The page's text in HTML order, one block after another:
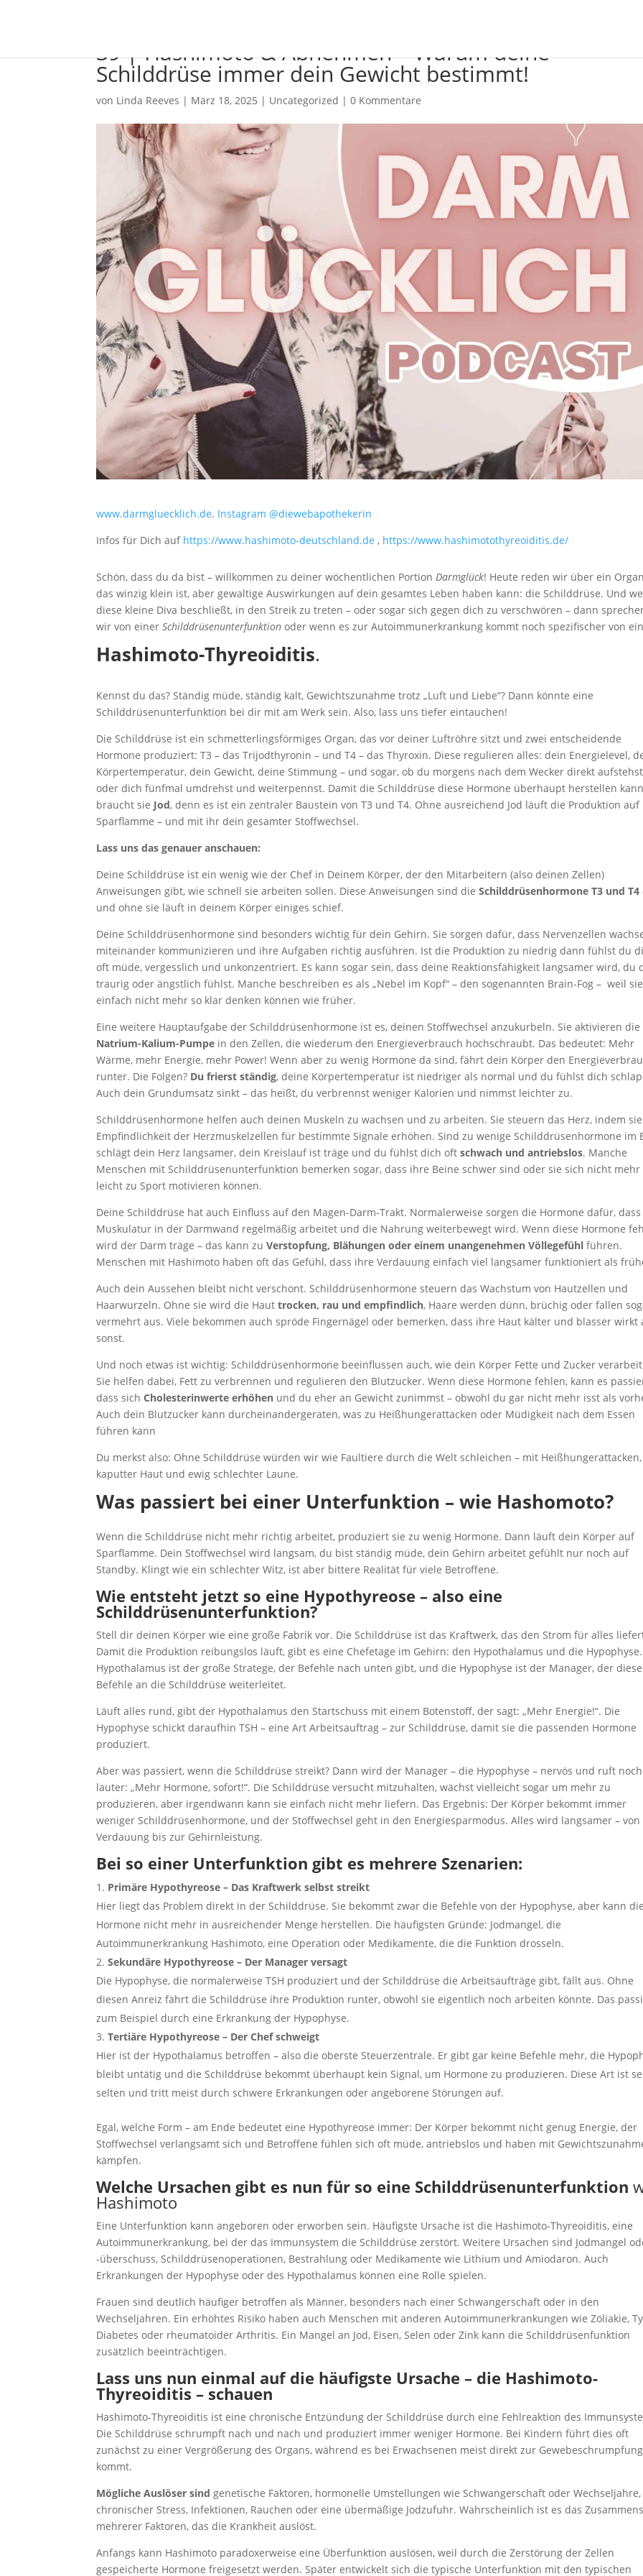
39 | Hashimoto & Abnehmen – Warum deine
Schilddrüse immer dein Gewicht bestimmt!
von Linda Reeves | März 18, 2025 | Uncategorized |0 Kommentare
www.darmgluecklich.de. Instagram @diewebapothekerin
Infos für Dich auf https://www.hashimoto-deutschland.de , https://www.hashimotothyreoiditis.de/
Schön, dass du da bist – willkommen zu deiner wöchentlichen Portion Darmglück! Heute reden wir über ein
das winzig klein ist, aber gewaltige Auswirkungen auf dein gesamtes Leben haben kann: die Schilddrüse. Und
diese kleine Diva beschließt, in den Streik zu treten – oder sogar sich gegen dich zu verschwören – dann
wir von einerSchilddrüsenunterfunktion oder wenn es zur Autoimmunerkrankung kommt noch spezifischer von
Hashimoto-Thyreoiditis.
Kennst du das? Ständig müde, ständig kalt, Gewichtszunahme trotz „Luft und Liebe“? Dann könnte eine
Schilddrüsenunterfunktion bei dir mit am Werk sein. Also, lass uns tiefer eintauchen!
Die Schilddrüse ist ein schmetterlingsförmiges Organ, das vor deiner Luftröhre sitzt und zwei entscheidende
Hormone produziert: T3 – das Trijodthyronin – und T4 – das Thyroxin. Diese regulieren alles: dein Energielevel,
Körpertemperatur, dein Gewicht, deine Stimmung – und sogar, ob du morgens nach dem Wecker direkt aufstehst
oder dich fünfmal umdrehst und weiterpennst. Damit die Schilddrüse diese Hormone überhaupt herstellen
braucht sie Jod, denn es ist ein zentraler Baustein von T3 und T4. Ohne ausreichend Jod läuft die Produktion auf
Sparflamme – und mit ihr dein gesamter Stoffwechsel.
Lass uns das genauer anschauen:
Deine Schilddrüse ist ein wenig wie der Chef in Deinem Körper, der den Mitarbeitern (also deinen Zellen)
Anweisungen gibt, wie schnell sie arbeiten sollen. Diese Anweisungen sind dieSchilddrüsenhormone T3 und T4
und ohne sie läuft in deinem Körper einiges schief.
Deine Schilddrüsenhormone sind besonders wichtig für dein Gehirn. Sie sorgen dafür, dass Nervenzellen
miteinander kommunizieren und ihre Aufgaben richtig ausführen. Ist die Produktion zu niedrig dann fühlst du
oft müde, vergesslich und unkonzentriert. Es kann sogar sein, dass deine Reaktionsfähigkeit langsamer wird, du
traurig oder ängstlich fühlst. Manche beschreiben es als „Nebel im Kopf“ – den sogenannten Brain-Fog – weil sie
einfach nicht mehr so klar denken können wie früher.
Eine weitere Hauptaufgabe der Schilddrüsenhormone ist es, deinen Stoffwechsel anzukurbeln. Sie aktivieren die
Natrium-Kalium-Pumpe in den Zellen, die wiederum den Energieverbrauch hochschraubt. Das bedeutet: Mehr
Wärme, mehr Energie, mehr Power! Wenn aber zu wenig Hormone da sind, fährt dein Körper den
runter. Die Folgen? Du frierst ständig, deine Körpertemperatur ist niedriger als normal und du fühlst dich
Auch dein Grundumsatz sinkt – das heißt, du verbrennst weniger Kalorien und nimmst leichter zu.
Schilddrüsenhormone helfen auch deinen Muskeln zu wachsen und zu arbeiten. Sie steuern das Herz, indem
Empfindlichkeit der Herzmuskelzellen für bestimmte Signale erhöhen. Sind zu wenige Schilddrüsenhormone im
schlägt dein Herz langsamer, dein Kreislauf ist träge und du fühlst dich oftschwach und antriebslos. Manche
Menschen mit Schilddrüsenunterfunktion bemerken sogar, dass ihre Beine schwer sind oder sie sich nicht mehr
leicht zu Sport motivieren können.
Deine Schilddrüse hat auch Einfluss auf den Magen-Darm-Trakt. Normalerweise sorgen die Hormone dafür,
Muskulatur in der Darmwand regelmäßig arbeitet und die Nahrung weiterbewegt wird. Wenn diese Hormone
wird der Darm träge – das kann zuVerstopfung, Blähungen oder einem unangenehmen Völlegefühl führen.
Menschen mit Hashimoto haben oft das Gefühl, dass ihre Verdauung einfach viel langsamer funktioniert als
Auch dein Aussehen bleibt nicht verschont. Schilddrüsenhormone steuern das Wachstum von Hautzellen und
Haarwurzeln. Ohne sie wird die Hauttrocken, rau und empfindlich, Haare werden dünn, brüchig oder fallen
vermehrt aus. Viele bekommen auch spröde Fingernägel oder bemerken, dass ihre Haut kälter und blasser wirkt
sonst.
Und noch etwas ist wichtig: Schilddrüsenhormone beeinflussen auch, wie dein Körper Fette und Zucker
Sie helfen dabei, Fett zu verbrennen und regulieren den Blutzucker. Wenn diese Hormone fehlen, kann es
dass sichCholesterinwerte erhöhen und du eher an Gewicht zunimmst – obwohl du gar nicht mehr isst als
Auch dein Blutzucker kann durcheinandergeraten, was zu Heißhungerattacken oder Müdigkeit nach dem Essen
führen kann
Du merkst also: Ohne Schilddrüse würden wir wie Faultiere durch die Welt schleichen – mit Heißhungerattacken,
kaputter Haut und ewig schlechter Laune.
Was passiert bei einer Unterfunktion – wie Hashomoto?
Wenn die Schilddrüse nicht mehr richtig arbeitet, produziert sie zu wenig Hormone. Dann läuft dein Körper auf
Sparflamme. Dein Stoffwechsel wird langsam, du bist ständig müde, dein Gehirn arbeitet gefühlt nur noch auf
Standby. Klingt wie ein schlechter Witz, ist aber bittere Realität für viele Betroffene.
Wie entsteht jetzt so eine Hypothyreose – also eine
Schilddrüsenunterfunktion?
Stell dir deinen Körper wie eine große Fabrik vor. Die Schilddrüse ist das Kraftwerk, das den Strom für alles
Damit die Produktion reibungslos läuft, gibt es eine Chefetage im Gehirn: den Hypothalamus und die
Hypothalamus ist der große Stratege, der Befehle nach unten gibt, und die Hypophyse ist der Manager, der diese
Befehle an die Schilddrüse weiterleitet.
Läuft alles rund, gibt der Hypothalamus den Startschuss mit einem Botenstoff, der sagt: „Mehr Energie!“. Die
Hypophyse schickt daraufhin TSH – eine Art Arbeitsauftrag – zur Schilddrüse, damit sie die passenden Hormone
produziert.
Aber was passiert, wenn die Schilddrüse streikt? Dann wird der Manager – die Hypophyse – nervös und ruft noch
lauter: „Mehr Hormone, sofort!“. Die Schilddrüse versucht mitzuhalten, wächst vielleicht sogar um mehr zu
produzieren, aber irgendwann kann sie einfach nicht mehr liefern. Das Ergebnis: Der Körper bekommt immer
weniger Schilddrüsenhormone, und der Stoffwechsel geht in den Energiesparmodus. Alles wird langsamer –
Verdauung bis zur Gehirnleistung.
Bei so einer Unterfunktion gibt es mehrere Szenarien:
Primäre Hypothyreose – Das Kraftwerk selbst streikt
Hier liegt das Problem direkt in der Schilddrüse. Sie bekommt zwar die Befehle von der Hypophyse, aber kann die
Hormone nicht mehr in ausreichender Menge herstellen. Die häufigsten Gründe: Jodmangel, die
Autoimmunerkrankung Hashimoto, eine Operation oder Medikamente, die die Funktion drosseln.
Sekundäre Hypothyreose – Der Manager versagt
Die Hypophyse, die normalerweise TSH produziert und der Schilddrüse die Arbeitsaufträge gibt, fällt aus. Ohne
diesen Anreiz fährt die Schilddrüse ihre Produktion runter, obwohl sie eigentlich noch arbeiten könnte. Das
zum Beispiel durch eine Erkrankung der Hypophyse.
Tertiäre Hypothyreose – Der Chef schweigt
Hier ist der Hypothalamus betroffen – also die oberste Steuerzentrale. Er gibt gar keine Befehle mehr, die
bleibt untätig und die Schilddrüse bekommt überhaupt kein Signal, um Hormone zu produzieren. Diese Art ist
selten und tritt meist durch schwere Erkrankungen oder angeborene Störungen auf.
Egal, welche Form – am Ende bedeutet eine Hypothyreose immer: Der Körper bekommt nicht genug Energie, der
Stoffwechsel verlangsamt sich und Betroffene fühlen sich oft müde, antriebslos und haben mit
kämpfen.
Welche Ursachen gibt es nun für so eine Schilddrüsenunterfunktion
Hashimoto
Eine Unterfunktion kann angeboren oder erworben sein. Häufigste Ursache ist die Hashimoto-Thyreoiditis, eine
Autoimmunerkrankung, bei der das Immunsystem die Schilddrüse zerstört. Weitere Ursachen sind Jodmangel
-überschuss, Schilddrüsenoperationen, Bestrahlung oder Medikamente wie Lithium und Amiodaron. Auch
Erkrankungen der Hypophyse oder des Hypothalamus können eine Rolle spielen.
Frauen sind deutlich häufiger betroffen als Männer, besonders nach einer Schwangerschaft oder in den
Wechseljahren. Ein erhöhtes Risiko haben auch Menschen mit anderen Autoimmunerkrankungen wie Zöliakie,
Diabetes oder rheumatoider Arthritis. Ein Mangel an Jod, Eisen, Selen oder Zink kann die Schilddrüsenfunktion
zusätzlich beeinträchtigen.
Lass uns nun einmal auf die häufigste Ursache – die Hashimoto-
Thyreoiditis – schauen
Hashimoto-Thyreoiditis ist eine chronische Entzündung der Schilddrüse durch eine Fehlreaktion des
Die Schilddrüse schrumpft nach und nach und produziert immer weniger Hormone. Bei Kindern führt dies oft
zunächst zu einer Vergrößerung des Organs, während es bei Erwachsenen meist direkt zur Gewebeschrumpfung
kommt.
Mögliche Auslöser sind genetische Faktoren, hormonelle Umstellungen wie Schwangerschaft oder Wechseljahre,
chronischer Stress, Infektionen, Rauchen oder eine übermäßige Jodzufuhr. Wahrscheinlich ist es das
mehrerer Faktoren, das die Krankheit auslöst.
Anfangs kann Hashimoto paradoxerweise eine Überfunktion auslösen, weil durch die Zerstörung der Zellen
gespeicherte Hormone freigesetzt werden. Später entwickelt sich die typische Unterfunktion mit den typischen